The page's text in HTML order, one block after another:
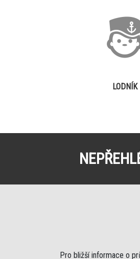
LODNÍK
Pro bližší informace o